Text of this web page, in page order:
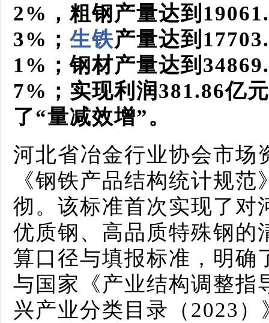
2%，粗钢产量达到
3%；生铁产量达到
1%；钢材产量达到
7%；实现利润381.86亿
了“量减效增”。
河北省冶金行业协会市场
《钢铁产品结构统计规
彻。该标准首次实现了对
优质钢、高品质特殊钢的
算口径与填报标准，明确
与国家《产业结构调整指
兴产业分类目录（2023